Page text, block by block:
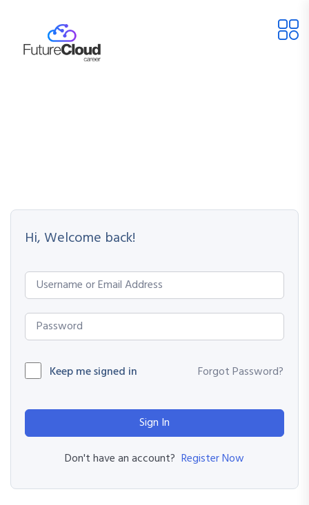
Hi, Welcome back!
Keep me signed in Forgot Password?
Sign In
Don't have an account? Register Now